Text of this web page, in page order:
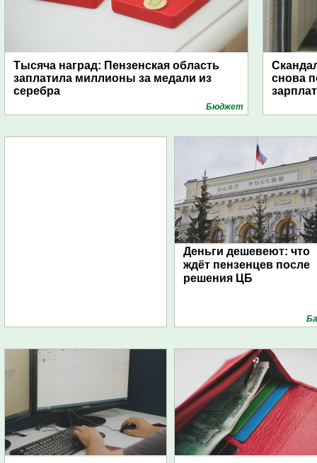
Тысяча наград: Пензенская область
заплатила миллионы за медали из
серебра
Бюджет
снова
Деньги дешевеют: что
ждёт пензенцев после
решения ЦБ